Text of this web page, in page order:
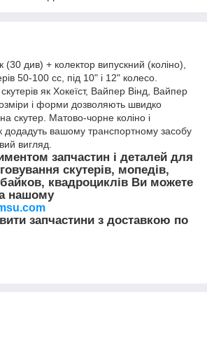
(30 див) + колектор випускний (коліно),
50-100 сс, під 10" і 12" колесо.
як Хокеїст, Вайпер Вінд, Вайпер
і форми дозволяють швидко
скутер. Матово-чорне коліно і
додадуть вашому транспортному засобу
вигляд.
запчастин і деталей для
скутерів, мопедів,
квадроциклів Ви можете
нашому
запчастини з доставкою по